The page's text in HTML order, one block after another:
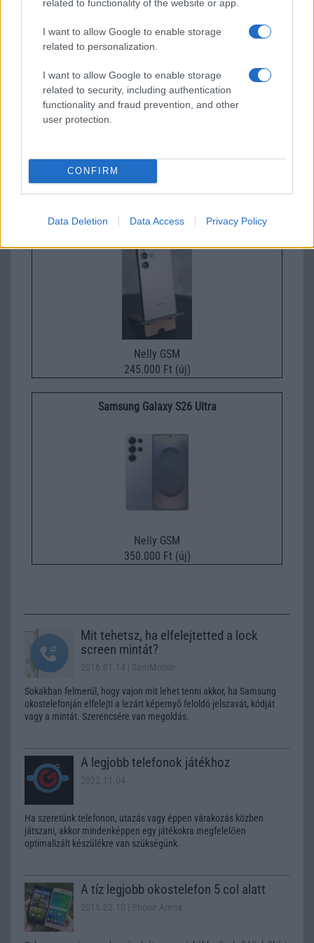
related to functionality of the website or app.
I want to allow Google to enable storage
related to personalization.
I want to allow Google to enable storage
related to security, including authentication
functionality and fraud prevention, and other
user protection.
CONFIRM
Data Deletion Data Access Privacy Policy
Samsung Galaxy S26 Ultra
392.000 Ft (új)
Samsung Galaxy S26
Nelly GSM
245.000 Ft (új)
Samsung Galaxy S26 Ultra
Nelly GSM
350.000 Ft (új)
Mit tehetsz, ha elfelejtetted a lock
screen mintát?
2016.01.14 | SamMobile
Sokakban felmerül, hogy vajon mit lehet tenni akkor, ha Samsung
okostelefonján elfelejti a lezárt képernyõ feloldó jelszavát, kódját
vagy a mintát. Szerencsére van megoldás.
A legjobb telefonok játékhoz
2022.11.04
Ha szeretünk telefonon, utazás vagy éppen várakozás közben
játszani, akkor mindenképpen egy játékokra megfelelően
optimalizált készülékre van szükségünk.
A tíz legjobb okostelefon 5 col alatt
2015.02.10 | Phone Arena